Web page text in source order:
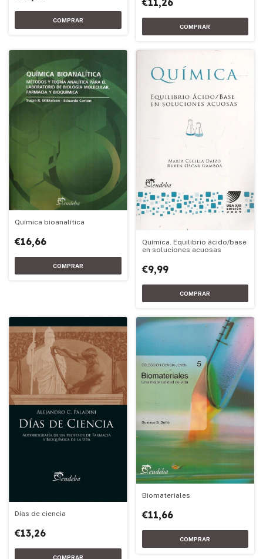
Química bioanalítica
€16,66
Química. Equilibrio ácido/base
en soluciones acuosas
€9,99
Días de ciencia
€13,26
Biomateriales
€11,66